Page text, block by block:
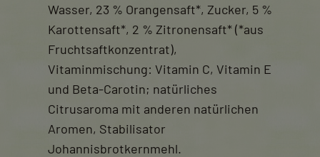
Wasser, 23 % Orangensaft*, Zucker, 5 %
Karottensaft*, 2 % Zitronensaft* (*aus
Fruchtsaftkonzentrat),
Vitaminmischung: Vitamin C, Vitamin E
und Beta-Carotin; natürliches
Citrusaroma mit anderen natürlichen
Aromen, Stabilisator
Johannisbrotkernmehl.